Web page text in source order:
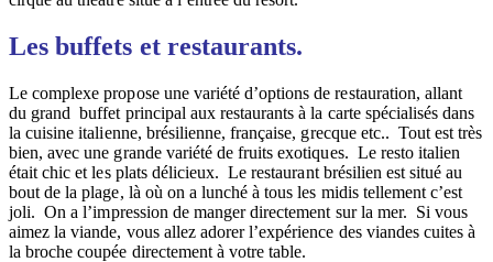
Les buffets et restaurants.
Le complexe propose une variété d’options de restauration, allant
du grand buffet principal aux restaurants à la carte spécialisés dans
la cuisine italienne, brésilienne, française, grecque etc.. Tout est très
bien, avec une grande variété de fruits exotiques. Le resto italien
était chic et les plats délicieux. Le restaurant brésilien est situé au
bout de la plage, là où on a lunché à tous les midis tellement c’est
joli. On a l’impression de manger directement sur la mer. Si vous
aimez la viande, vous allez adorer l’expérience des viandes cuites à
la broche coupée directement à votre table.